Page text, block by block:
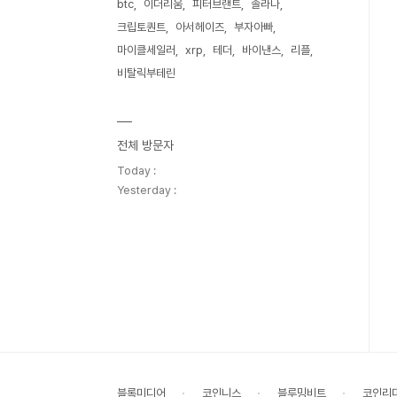
btc 이더리움 피터브랜트
솔라나
크립토퀀트
아서헤이즈
부자아빠
마이클세일러
xrp 테더 바이낸스
리플
비탈릭부테린
전체 방문자
Today :
Yesterday :
블록미디어 코인니스 블루밍비트 코인리